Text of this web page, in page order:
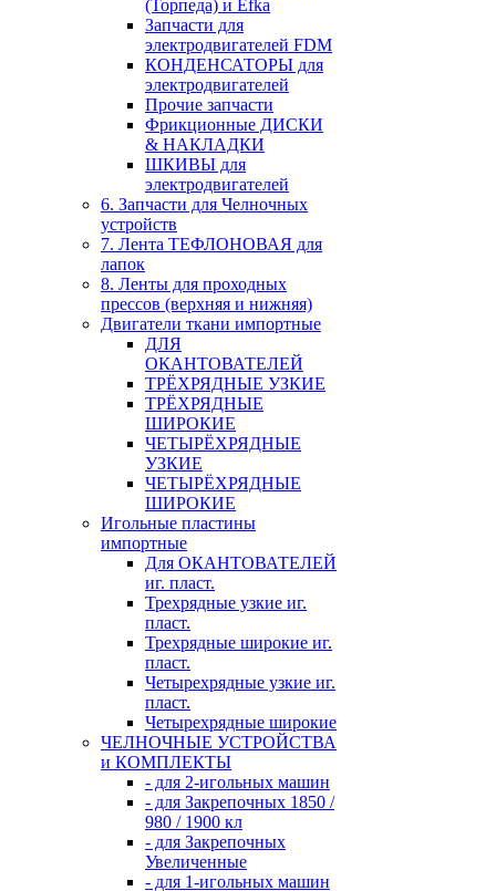
(Торпеда) и Efka
Запчасти для
электродвигателей FDM
КОНДЕНСАТОРЫ для
электродвигателей
Прочие запчасти
Фрикционные ДИСКИ
& НАКЛАДКИ
ШКИВЫ для
электродвигателей
6. Запчасти для Челночных
устройств
7. Лента ТЕФЛОНОВАЯ для
лапок
8. Ленты для проходных
прессов (верхняя и нижняя)
Двигатели ткани импортные
ДЛЯ
ОКАНТОВАТЕЛЕЙ
ТРЁХРЯДНЫЕ УЗКИЕ
ТРЁХРЯДНЫЕ
ШИРОКИЕ
ЧЕТЫРЁХРЯДНЫЕ
УЗКИЕ
ЧЕТЫРЁХРЯДНЫЕ
ШИРОКИЕ
Игольные пластины
импортные
Для ОКАНТОВАТЕЛЕЙ
иг. пласт.
Трехрядные узкие иг.
пласт.
Трехрядные широкие иг.
пласт.
Четырехрядные узкие иг.
пласт.
Четырехрядные широкие
ЧЕЛНОЧНЫЕ УСТРОЙСТВА
и КОМПЛЕКТЫ
- для 2-игольных машин
- для Закрепочных 1850 /
980 / 1900 кл
- для Закрепочных
Увеличенные
- для 1-игольных машин